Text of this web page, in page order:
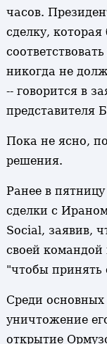
часов.
сделку,
никогда не
-- говорится в
представителя
Пока не ясно,
решения.
Ранее в
сделки с
Social, заявив,
своей командой
"чтобы принять
Среди
уничтожение
открытие